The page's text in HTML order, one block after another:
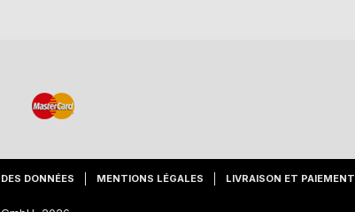
DONNÉES MENTIONS LÉGALES LIVRAISON ET PAIEMENT